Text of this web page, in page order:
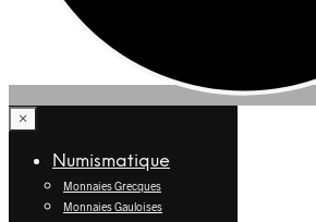
×
Numismatique
Monnaies Grecques
Monnaies Gauloises